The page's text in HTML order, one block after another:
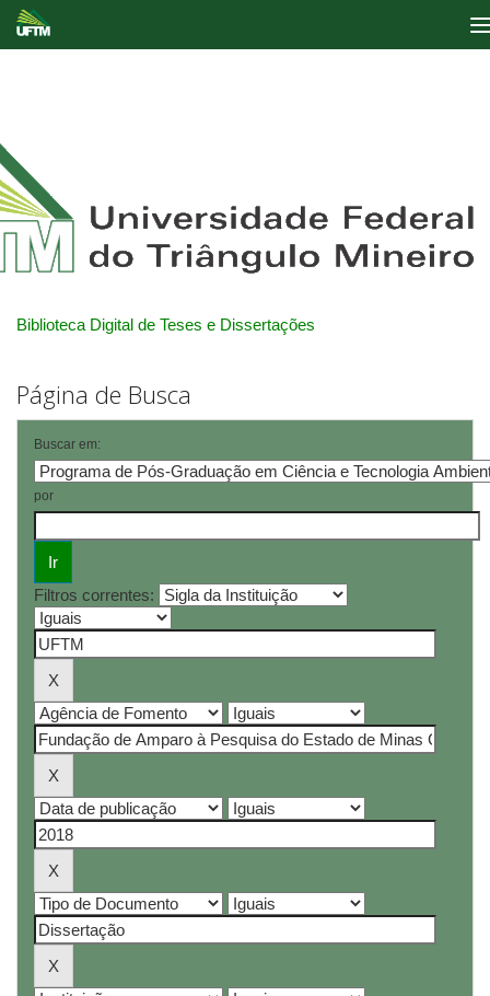
Biblioteca Digital de Teses e Dissertações
Página de Busca
Buscar em:
por
Filtros correntes: